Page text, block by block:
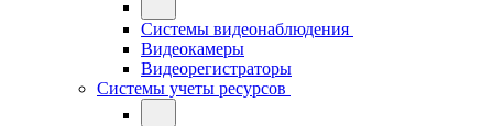
Системы видеонаблюдения
Видеокамеры
Видеорегистраторы
Системы учеты ресурсов